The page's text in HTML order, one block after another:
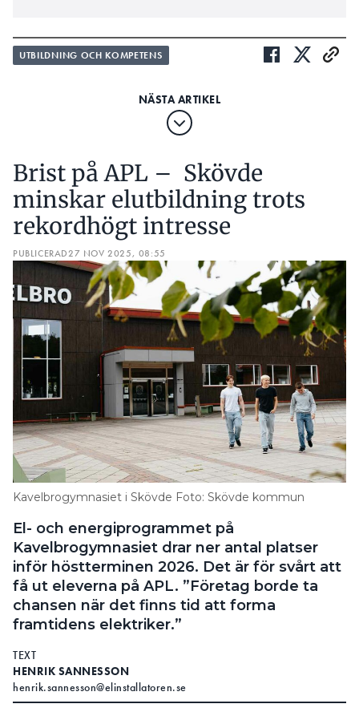
UTBILDNING OCH KOMPETENS
Brist på APL – Skövde
minskar elutbildning trots
rekordhögt intresse
PUBLICERAD27 NOV 2025, 08:55
Kavelbrogymnasiet i Skövde Foto: Skövde kommun
El- och energiprogrammet på
Kavelbrogymnasiet drar ner antal platser
inför höstterminen 2026. Det är för svårt att
få ut eleverna på APL. ”Företag borde ta
chansen när det finns tid att forma
framtidens elektriker.”
TEXT
HENRIK SANNESSON
henrik.sannesson@elinstallatoren.se